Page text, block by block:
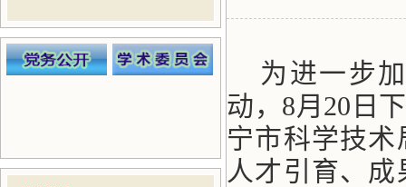
为进一步
动，8月20日
宁市科学技
人才引育、